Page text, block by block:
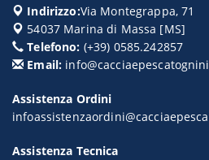
Indirizzo:Via Montegrappa, 71
54037 Marina di Massa [MS]
Telefono: (+39) 0585.242857
Email:
Assistenza Ordini
Assistenza Tecnica